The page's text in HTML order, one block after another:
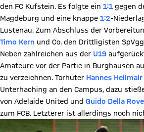
den FC Kufstein. Es folgte ein 1:1 gegen
Magdeburg und eine knappe 1:2-
Lustenau. Zum Abschluss der
Timo Kern und Co. den Drittligisten
Neben zahlreichen aus der U19
Amateure vor der Partie in Burghausen
zu verzeichnen. Torhüter Hannes Heilmair
Unterhaching an den Campus, dazu
von Adelaide United und Guido Della
zum FCB. Letzterer ist allerdings noch